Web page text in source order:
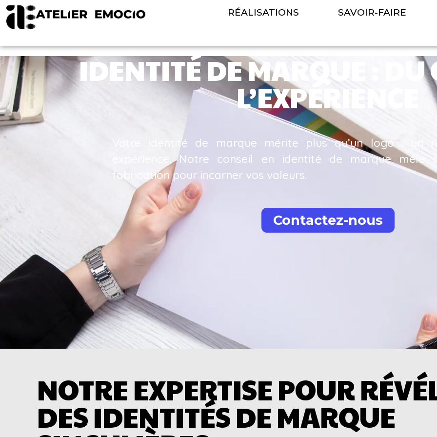
RÉALISATIONS SAVOIR-FAIRE
IDENTITÉ DE MARQUE : DU
L’EXPÉRIENCE
Votre identité de marque mérite plus qu’un logo : un
expérience. Notre conseil en identité de marque mêle
fabrication pour incarner vos valeurs.
Contactez-nous
NOTRE EXPERTISE POUR
DES IDENTITÉS DE MARQUE